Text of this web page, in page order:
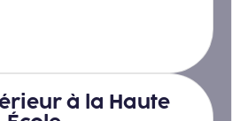
à la Haute